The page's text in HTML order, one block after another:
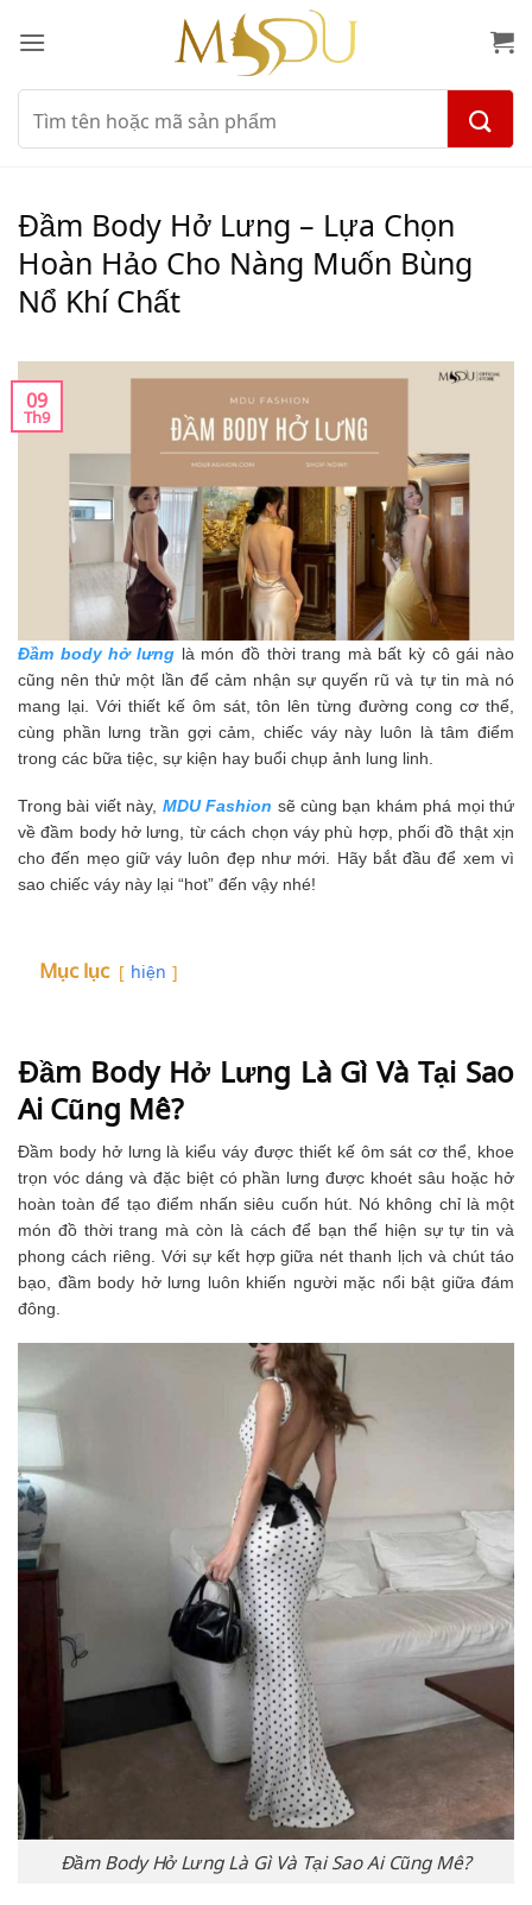
qua
dungTìm
kiếm:
Đầm Body Hở Lưng – Lựa Chọn
Hoàn Hảo Cho Nàng Muốn Bùng
Nổ Khí Chất
09
Th9
Đầm body hở lưnglà món đồ thời trang mà bất kỳ cô gái nào
cũng nên thử một lần để cảm nhận sự quyến rũ và tự tin mà nó
mang lại. Với thiết kế ôm sát, tôn lên từng đường cong cơ thể,
cùng phần lưng trần gợi cảm, chiếc váy này luôn là tâm điểm
trong các bữa tiệc, sự kiện hay buổi chụp ảnh lung linh.
Trong bài viết này, MDU Fashion sẽ cùng bạn khám phá mọi thứ
về đầm body hở lưng, từ cách chọn váy phù hợp, phối đồ thật xịn
cho đến mẹo giữ váy luôn đẹp như mới. Hãy bắt đầu để xem vì
sao chiếc váy này lại “hot” đến vậy nhé!
Mục lục hiện
Đầm Body Hở Lưng Là Gì Và Tại Sao
Ai Cũng Mê?
Đầm body hở lưng là kiểu váy được thiết kế ôm sát cơ thể, khoe
trọn vóc dáng và đặc biệt có phần lưng được khoét sâu hoặc hở
hoàn toàn để tạo điểm nhấn siêu cuốn hút. Nó không chỉ là một
món đồ thời trang mà còn là cách để bạn thể hiện sự tự tin và
phong cách riêng. Với sự kết hợp giữa nét thanh lịch và chút táo
bạo, đầm body hở lưng luôn khiến người mặc nổi bật giữa đám
đông.
Đầm Body Hở Lưng Là Gì Và Tại Sao Ai Cũng Mê?